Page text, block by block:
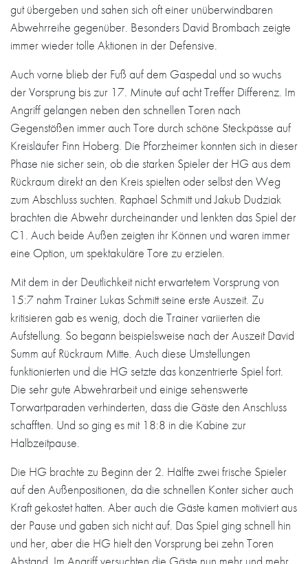
gut übergeben und sahen sich oft einer unüberwindbaren
Abwehrreihe gegenüber. Besonders David Brombach zeigte
immer wieder tolle Aktionen in der Defensive.
Auch vorne blieb der Fuß auf dem Gaspedal und so wuchs
der Vorsprung bis zur 17. Minute auf acht Treffer Differenz. Im
Angriff gelangen neben den schnellen Toren nach
Gegenstößen immer auch Tore durch schöne Steckpässe auf
Kreisläufer Finn Hoberg. Die Pforzheimer konnten sich in dieser
Phase nie sicher sein, ob die starken Spieler der HG aus dem
Rückraum direkt an den Kreis spielten oder selbst den Weg
zum Abschluss suchten. Raphael Schmitt und Jakub Dudziak
brachten die Abwehr durcheinander und lenkten das Spiel der
C1. Auch beide Außen zeigten ihr Können und waren immer
eine Option, um spektakuläre Tore zu erzielen.
Mit dem in der Deutlichkeit nicht erwartetem Vorsprung von
15:7 nahm Trainer Lukas Schmitt seine erste Auszeit. Zu
kritisieren gab es wenig, doch die Trainer variierten die
Aufstellung. So begann beispielsweise nach der Auszeit David
Summ auf Rückraum Mitte. Auch diese Umstellungen
funktionierten und die HG setzte das konzentrierte Spiel fort.
Die sehr gute Abwehrarbeit und einige sehenswerte
Torwartparaden verhinderten, dass die Gäste den Anschluss
schafften. Und so ging es mit 18:8 in die Kabine zur
Halbzeitpause.
Die HG brachte zu Beginn der 2. Hälfte zwei frische Spieler
auf den Außenpositionen, da die schnellen Konter sicher auch
Kraft gekostet hatten. Aber auch die Gäste kamen motiviert aus
der Pause und gaben sich nicht auf. Das Spiel ging schnell hin
und her, aber die HG hielt den Vorsprung bei zehn Toren
Abstand. Im Angriff versuchten die Gäste nun mehr und mehr